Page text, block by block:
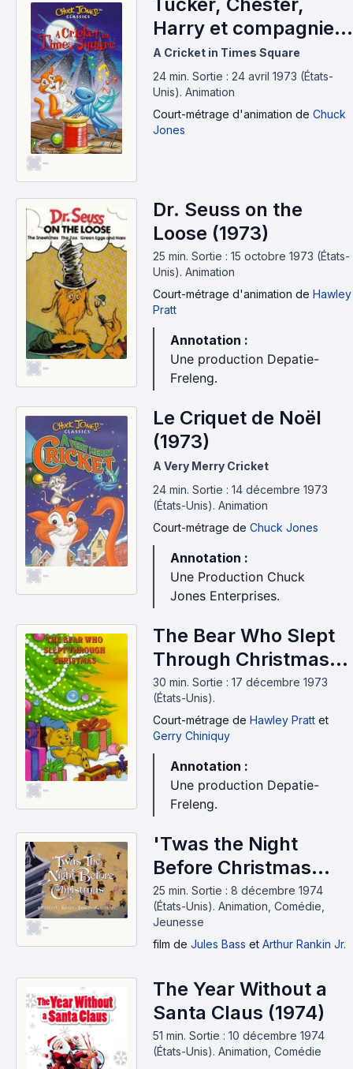
-
Harry et compagnie
(1973)
A Cricket in Times Square
24 min. Sortie : 24 avril 1973 (États-
Unis). Animation
Court-métrage d'animation de Chuck
Jones
-
Dr. Seuss on the
Loose (1973)
25 min. Sortie : 15 octobre 1973 (États-
Unis). Animation
Court-métrage d'animation de Hawley
Pratt
Annotation :
Une production Depatie-
Freleng.
-
Le Criquet de Noël
(1973)
A Very Merry Cricket
24 min. Sortie : 14 décembre 1973
(États-Unis). Animation
Court-métrage de Chuck Jones
Annotation :
Une Production Chuck
Jones Enterprises.
-
The Bear Who Slept
Through Christmas
(1973)
30 min. Sortie : 17 décembre 1973
(États-Unis).
Court-métrage de Hawley Pratt et
Gerry Chiniquy
Annotation :
Une production Depatie-
Freleng.
-
'Twas the Night
Before Christmas
(1974)
25 min. Sortie : 8 décembre 1974
(États-Unis). Animation, Comédie,
Jeunesse
film de Jules Bass et Arthur Rankin Jr.
The Year Without a
Santa Claus (1974)
51 min. Sortie : 10 décembre 1974
(États-Unis). Animation, Comédie